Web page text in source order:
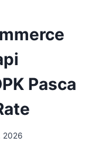
Pasca
2026